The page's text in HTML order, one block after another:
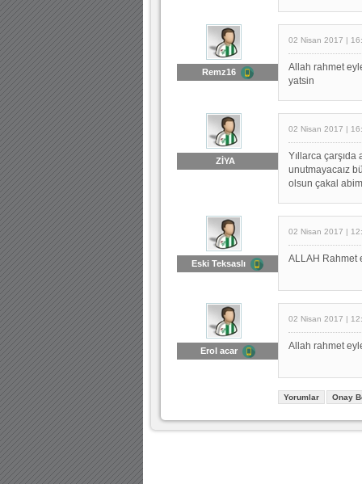
Remz16
02 Nisan 2017 |
Allah rahmet
yatsin
ZİYA
02 Nisan 2017 |
Yıllarca
unutmayacaız
olsun çakal
Eski Teksaslı
02 Nisan 2017 |
ALLAH Rahmet
Erol acar
02 Nisan 2017 |
Allah rahmet
Yorumlar Onay